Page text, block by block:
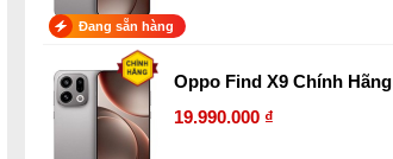
Đang sẵn hàng
Oppo Find X9 Chính Hãng
19.990.000 ₫